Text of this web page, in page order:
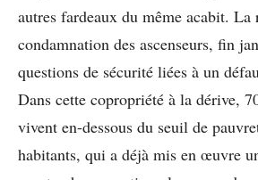
autres fardeaux du même acabit. La
condamnation des ascenseurs, fin
questions de sécurité liées à un
Dans cette copropriété à la dérive,
vivent en-dessous du seuil de
habitants, qui a déjà mis en œuvre